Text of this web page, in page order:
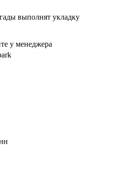
выполнят укладку
у менеджера